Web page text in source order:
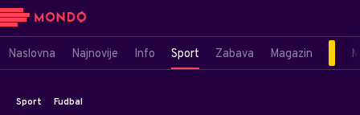
Naslovna Najnovije Info Sport Zabava Magazin
Sport Fudbal